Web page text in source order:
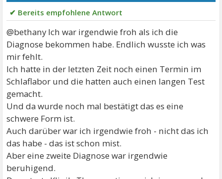
✔ Bereits empfohlene Antwort
@bethany Ich war irgendwie froh als ich die
Diagnose bekommen habe. Endlich wusste ich was
mir fehlt.
Ich hatte in der letzten Zeit noch einen Termin im
Schlaflabor und die hatten auch einen langen Test
gemacht.
Und da wurde noch mal bestätigt das es eine
schwere Form ist.
Auch darüber war ich irgendwie froh - nicht das ich
das habe - das ist schon mist.
Aber eine zweite Diagnose war irgendwie
beruhigend.